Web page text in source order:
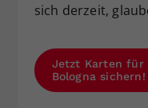
sich derzeit,
Jetzt Karten für
Bologna sichern!